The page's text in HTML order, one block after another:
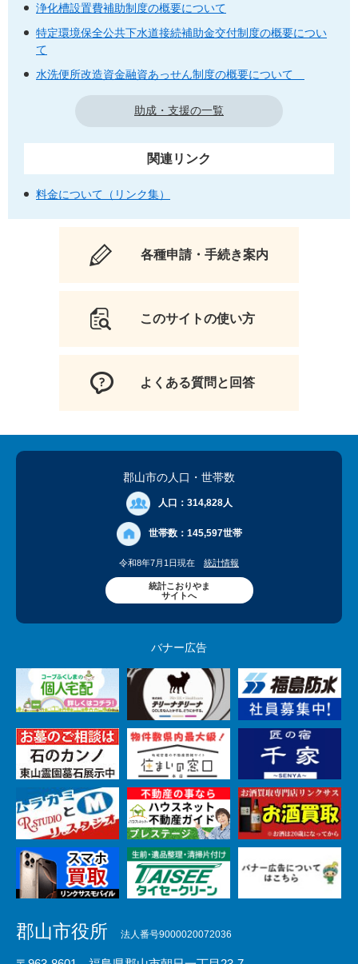
浄化槽設置費補助制度の概要について
特定環境保全公共下水道接続補助金交付制度の概要につい
て
水洗便所改造資金融資あっせん制度の概要について
助成・支援の一覧
関連リンク
料金について（リンク集）
各種申請・手続き案内
このサイトの使い方
よくある質問と回答
郡山市の人口 ・世帯数
人口： 314,828人
世帯数： 145,597世帯
令和8年7月1日現在 統計情報
統計こおりやま
サイトへ
バナー広告
郡山市役所 法人番号9000020072036